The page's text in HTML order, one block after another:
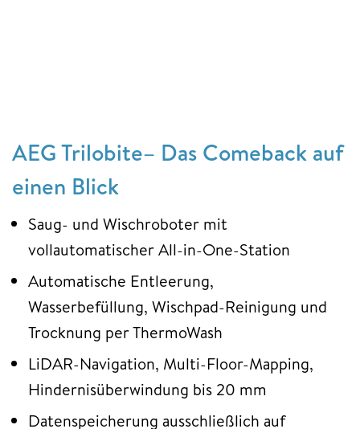
AEG Trilobite– Das Comeback auf
einen Blick
Saug- und Wischroboter mit
vollautomatischer All-in-One-Station
Automatische Entleerung,
Wasserbefüllung, Wischpad-Reinigung und
Trocknung per ThermoWash
LiDAR-Navigation, Multi-Floor-Mapping,
Hindernisüberwindung bis 20 mm
Datenspeicherung ausschließlich auf